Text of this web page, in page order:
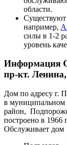
области.
Существуют
например,
силы в 1-2
уровень
Информация
пр-кт.
Дом по адресу г.
в
район,
построено в 1966
Обслуживает дом